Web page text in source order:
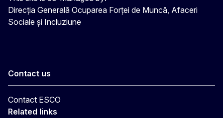
Direcția Generală Ocuparea Forței de Muncă, Afaceri
Sociale și Incluziune
Contact us
Contact ESCO
Related links